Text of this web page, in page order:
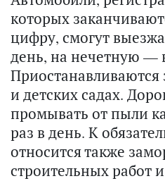
которых
цифру, смогут
день, на нечетную —
Приостанавливаются
и детских садах.
промывать от пыли
раз в день. К
относится также
строительных работ